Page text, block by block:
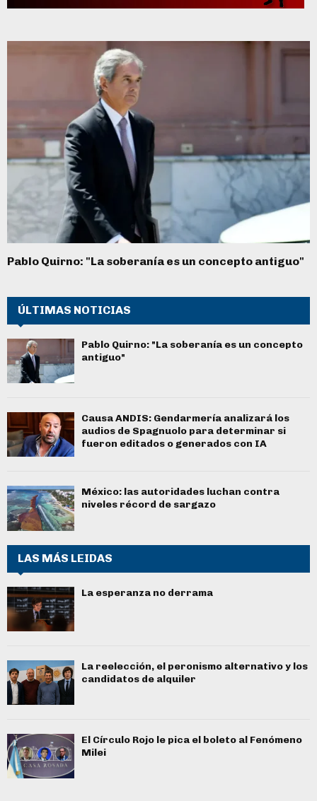
Pablo Quirno: "La soberanía es un concepto antiguo"
ÚLTIMAS NOTICIAS
Pablo Quirno: "La soberanía es un concepto
antiguo"
Causa ANDIS: Gendarmería analizará los
audios de Spagnuolo para determinar si
fueron editados o generados con IA
México: las autoridades luchan contra
niveles récord de sargazo
LAS MÁS LEIDAS
La esperanza no derrama
La reelección, el peronismo alternativo y los
candidatos de alquiler
El Círculo Rojo le pica el boleto al Fenómeno
Milei